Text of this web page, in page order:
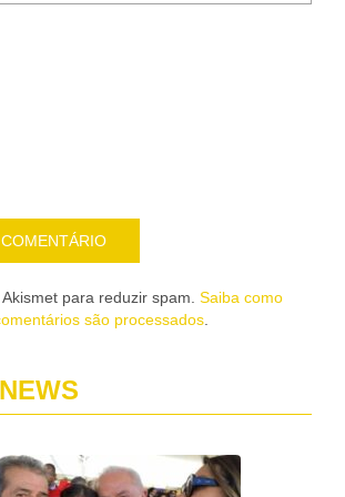
para reduzir spam. Saiba como
são processados